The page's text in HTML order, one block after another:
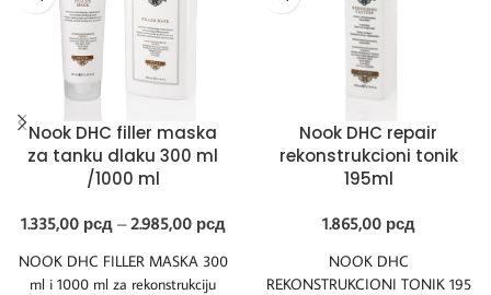
Nook DHC filler maska
za tanku dlaku 300 ml
/1000 ml
1.335,00 рсд – 2.985,00 рсд
NOOK DHC FILLER MASKA 300
ml i 1000 ml za rekonstrukciju
Nook DHC repair
rekonstrukcioni tonik
195ml
1.865,00 рсд
NOOK DHC
REKONSTRUKCIONI TONIK 195